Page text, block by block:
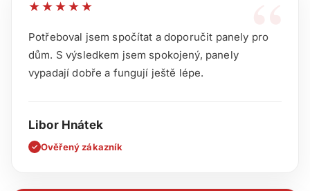
“
★★★★★
Potřeboval jsem spočítat a doporučit panely pro
dům. S výsledkem jsem spokojený, panely
vypadají dobře a fungují ještě lépe.
Libor Hnátek
✓ Ověřený zákazník